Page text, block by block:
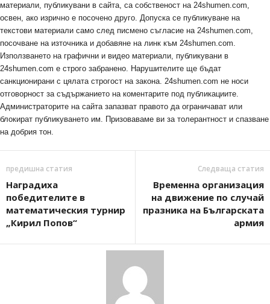
материали, публикувани в сайта, са собственост на 24shumen.com,
освен, ако изрично е посочено друго. Допуска се публикуване на
текстови материали само след писмено съгласие на 24shumen.com,
посочване на източника и добавяне на линк към 24shumen.com.
Използването на графични и видео материали, публикувани в
24shumen.com е строго забранено. Нарушителите ще бъдат
санкционирани с цялата строгост на закона. 24shumen.com не носи
отговорност за съдържанието на коментарите под публикациите.
Администраторите на сайта запазват правото да ограничават или
блокират публикуването им. Призоваваме ви за толерантност и спазване
на добрия тон.
предишна статия
Наградиха
победителите в
математическия турнир
„Кирил Попов“
Следваща статия
Временна организация
на движение по случай
празника на Българската
армия